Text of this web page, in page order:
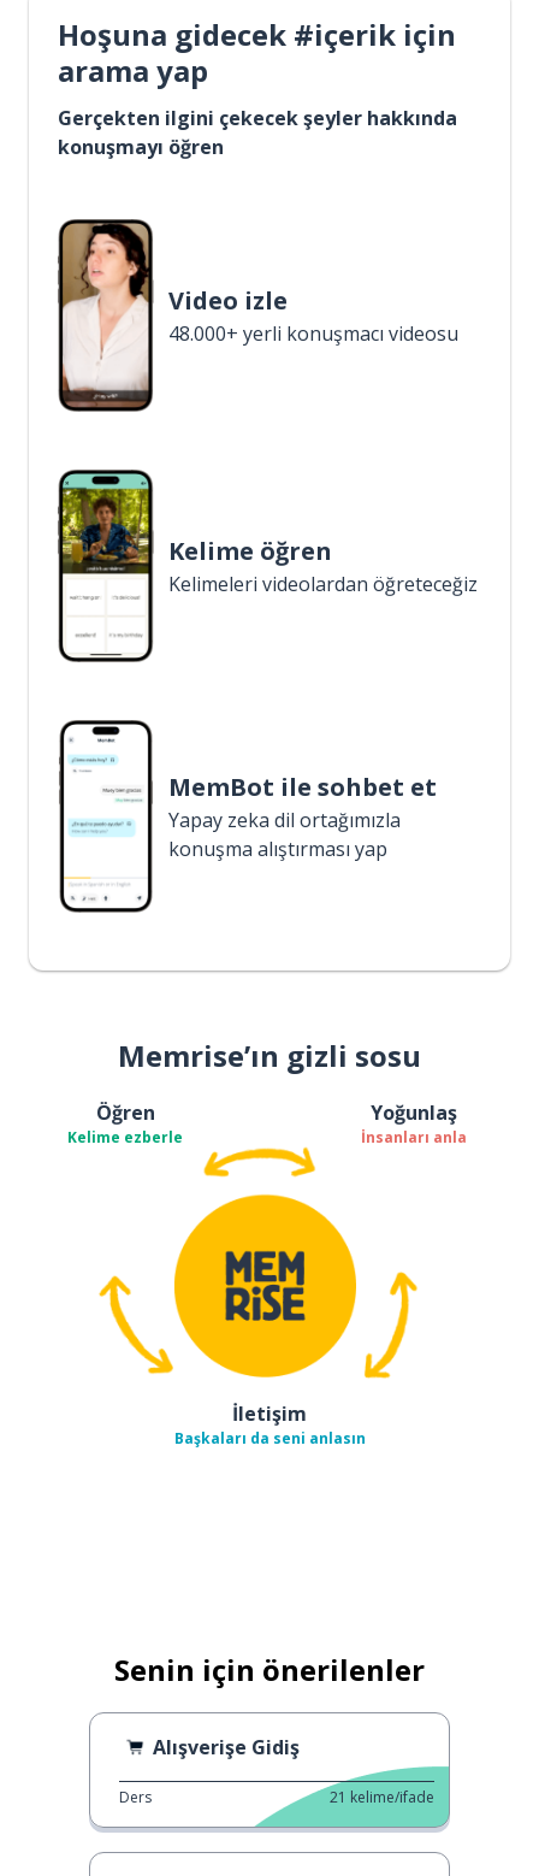
Hoşuna gidecek #içerik için
arama yap
Gerçekten ilgini çekecek şeyler hakkında
konuşmayı öğren
Video izle
48.000+ yerli konuşmacı videosu
Kelime öğren
Kelimeleri videolardan öğreteceğiz
MemBot ile sohbet et
Yapay zeka dil ortağımızla
konuşma alıştırması yap
Memrise’ın gizli sosu
Öğren
Kelime ezberle
Yoğunlaş
İnsanları anla
İletişim
Başkaları da seni anlasın
Senin için önerilenler
Alışverişe Gidiş
Ders 21 kelime/ifade